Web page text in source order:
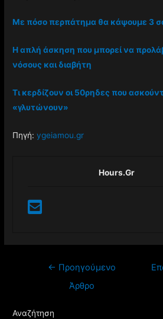
Με πόσο περπάτημα θα κάψουμε 3
Η απλή άσκηση που μπορεί να
νόσους και διαβήτη
Τι κερδίζουν οι 50ρηδες που
«γλυτώνουν»
Πηγή:ygeiamou.gr
Hours.gr
← Προηγούμενο
Άρθρο
Αναζήτηση